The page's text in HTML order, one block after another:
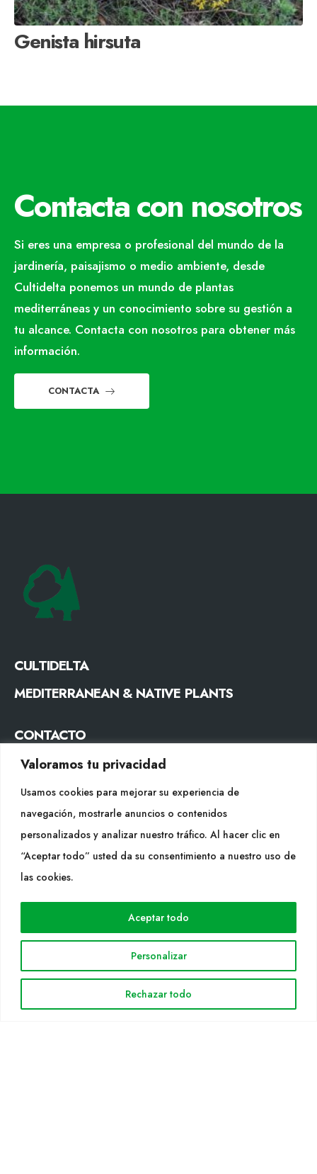
Valoramos tu privacidad
Usamos cookies para mejorar su experiencia de
navegación, mostrarle anuncios o contenidos
personalizados y analizar nuestro tráfico. Al hacer clic en
“Aceptar todo” usted da su consentimiento a nuestro uso de
las cookies.
Personalizar
Rechazar todo
Aceptar todo
Genista hirsuta
Contacta con nosotros
Si eres una empresa o profesional del mundo de la
jardinería, paisajismo o medio ambiente, desde
Cultidelta ponemos un mundo de plantas
mediterráneas y un conocimiento sobre su gestión a
tu alcance. Contacta con nosotros para obtener más
información.
CONTACTA
CULTIDELTA
MEDITERRANEAN & NATIVE PLANTS
CONTACTO
Tel. +34 977053013
SÍGUENOS
WEB
Cultidelta
Solicitud Catálogo